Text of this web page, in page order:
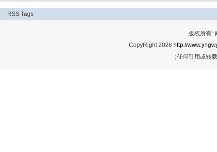
RSS Tags
版权所有:
CopyRight 2026 http://
（任何引用或转